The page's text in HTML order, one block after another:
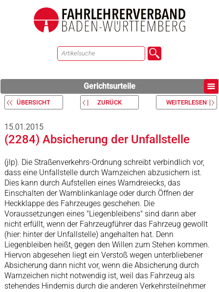
Gerichtsurteile
ÜBERSICHT ZURÜCK WEITERLESEN
15.01.2015
(2284) Absicherung der Unfallstelle
(jlp). Die Straßenverkehrs-Ordnung schreibt verbindlich vor,
dass eine Unfallstelle durch Warnzeichen abzusichern ist.
Dies kann durch Aufstellen eines Warndreiecks, das
Einschalten der Warnblinkanlage oder durch Öffnen der
Heckklappe des Fahrzeuges geschehen. Die
Voraussetzungen eines "Liegenbleibens" sind dann aber
nicht erfüllt, wenn der Fahrzeugführer das Fahrzeug gewollt
(hier: hinter der Unfallstelle) angehalten hat. Denn
Liegenbleiben heißt, gegen den Willen zum Stehen kommen.
Hiervon abgesehen liegt ein Verstoß wegen unterbliebener
Absicherung dann nicht vor, wenn die Absicherung durch
Warnzeichen nicht notwendig ist, weil das Fahrzeug als
stehendes Hindernis durch die anderen Verkehrsteilnehmer